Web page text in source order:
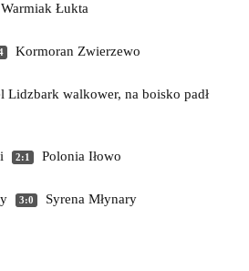
Warmiak Łukta
Kormoran Zwierzewo
Lidzbark walkower, na boisko padł
2:1 Polonia Iłowo
3:0 Syrena Młynary